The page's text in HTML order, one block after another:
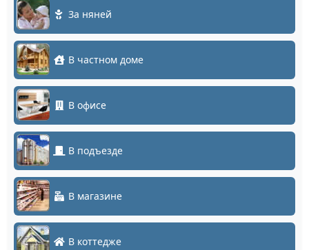
За няней
В частном доме
В офисе
В подъезде
В магазине
В коттедже